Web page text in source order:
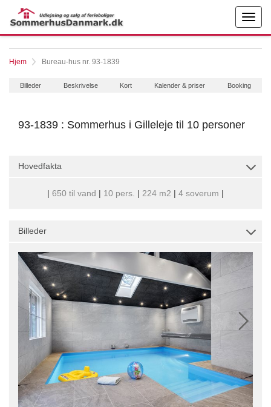
Hjem Bureau-hus nr. 93-1839
Billeder Beskrivelse Kort Kalender & priser Booking
93-1839 : Sommerhus i Gilleleje til 10 personer
Hovedfakta
| 650 til vand | 10 pers. | 224 m2 | 4 soverum |
Billeder